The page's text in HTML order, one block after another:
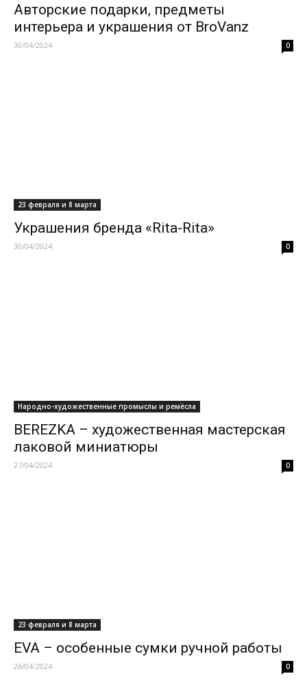
Авторские подарки, предметы
интерьера и украшения от BroVanz
30/04/2024 0
23 февраля и 8 марта
Украшения бренда «Rita-Rita»
30/04/2024 0
Народно-художественные промыслы и ремёсла
BEREZKA – художественная мастерская
лаковой миниатюры
27/04/2024 0
23 февраля и 8 марта
EVA – особенные сумки ручной работы
26/04/2024 0